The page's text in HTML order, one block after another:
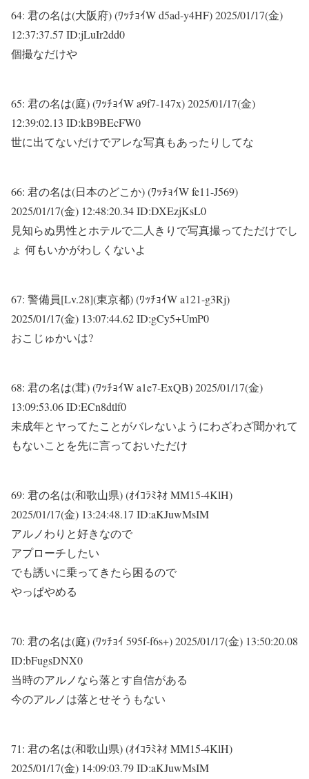
64: 君の名は(大阪府) (ﾜｯﾁｮｲW d5ad-y4HF)2025/01/17(金)
12:37:37.57 ID:jLuIr2dd0
個撮なだけや
65: 君の名は(庭) (ﾜｯﾁｮｲW a9f7-147x)2025/01/17(金)
12:39:02.13 ID:kB9BEcFW0
世に出てないだけでアレな写真もあったりしてな
66: 君の名は(日本のどこか) (ﾜｯﾁｮｲW fe11-J569)
2025/01/17(金) 12:48:20.34 ID:DXEzjKsL0
見知らぬ男性とホテルで二人きりで写真撮ってただけでし
ょ 何もいかがわしくないよ
67: 警備員[Lv.28](東京都) (ﾜｯﾁｮｲW a121-g3Rj)
2025/01/17(金) 13:07:44.62 ID:gCy5+UmP0
おこじゅかいは?
68: 君の名は(茸) (ﾜｯﾁｮｲW a1e7-ExQB)2025/01/17(金)
13:09:53.06 ID:ECn8dtlf0
未成年とヤってたことがバレないようにわざわざ聞かれて
もないことを先に言っておいただけ
69: 君の名は(和歌山県) (ｵｲｺﾗﾐﾈｵ MM15-4KlH)
2025/01/17(金) 13:24:48.17 ID:aKJuwMsIM
アルノわりと好きなので
アプローチしたい
でも誘いに乗ってきたら困るので
やっぱやめる
70: 君の名は(庭) (ﾜｯﾁｮｲ 595f-f6s+)2025/01/17(金) 13:50:20.08
ID:bFugsDNX0
当時のアルノなら落とす自信がある
今のアルノは落とせそうもない
71: 君の名は(和歌山県) (ｵｲｺﾗﾐﾈｵ MM15-4KlH)
2025/01/17(金) 14:09:03.79 ID:aKJuwMsIM